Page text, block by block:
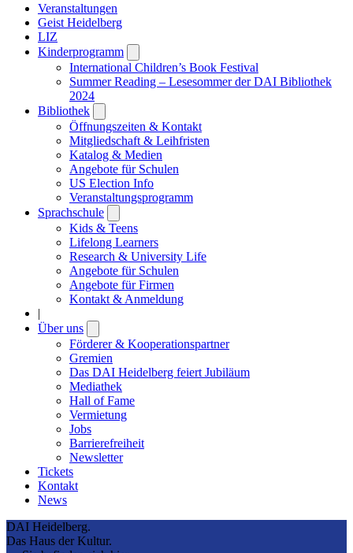
Veranstaltungen
Geist Heidelberg
LIZ
Kinderprogramm
submenu
International Children’s Book Festival
Summer Reading – Lesesommer der DAI Bibliothek
2024
Bibliothek
submenu
Öffnungszeiten & Kontakt
Mitgliedschaft & Leihfristen
Katalog & Medien
Angebote für Schulen
US Election Info
Veranstaltungsprogramm
Sprachschule
submenu
Kids & Teens
Lifelong Learners
Research & University Life
Angebote für Schulen
Angebote für Firmen
Kontakt & Anmeldung
|
Über uns
submenu
Förderer & Kooperationspartner
Gremien
Das DAI Heidelberg feiert Jubiläum
Mediathek
Hall of Fame
Vermietung
Jobs
Barrierefreiheit
Newsletter
Tickets
Kontakt
News
DAI Heidelberg.
Das Haus der Kultur.